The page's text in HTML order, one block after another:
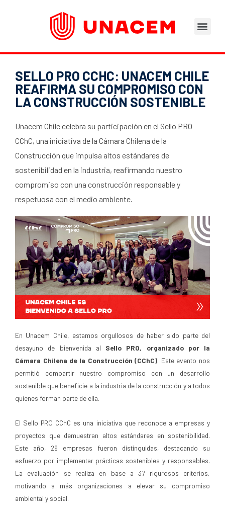
SELLO PRO CCHC: UNACEM CHILE
REAFIRMA SU COMPROMISO CON
LA CONSTRUCCIÓN SOSTENIBLE
Unacem Chile celebra su participación en el Sello PRO
CChC, una iniciativa de la Cámara Chilena de la
Construcción que impulsa altos estándares de
sostenibilidad en la industria, reafirmando nuestro
compromiso con una construcción responsable y
respetuosa con el medio ambiente.
En Unacem Chile, estamos orgullosos de haber sido parte del
desayuno de bienvenida al Sello PRO, organizado por la
Cámara Chilena de la Construcción (CChC). Este evento nos
permitió compartir nuestro compromiso con un desarrollo
sostenible que beneficie a la industria de la construcción y a todos
quienes forman parte de ella.
El Sello PRO CChC es una iniciativa que reconoce a empresas y
proyectos que demuestran altos estándares en sostenibilidad.
Este año, 29 empresas fueron distinguidas, destacando su
esfuerzo por implementar prácticas sostenibles y responsables.
La evaluación se realiza en base a 37 rigurosos criterios,
motivando a más organizaciones a elevar su compromiso
ambiental y social.